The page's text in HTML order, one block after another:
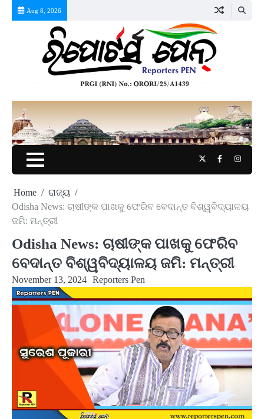
Aug 8, 2026
TwitterFacebook
Home
ରାଜ୍ୟ
Odisha News: ଚାଷୀଙ୍କ ପାଖକୁ ଫେରିବ ବେଦାନ୍ତ ବିଶ୍ୱବିଦ୍ୟାଳୟ
ଜମି: ମନ୍ତ୍ରୀ
Odisha News: ଚାଷୀଙ୍କ ପାଖକୁ ଫେରିବ
ବେଦାନ୍ତ ବିଶ୍ୱବିଦ୍ୟାଳୟ ଜମି: ମନ୍ତ୍ରୀ
November 13, 2024 Reporters Pen